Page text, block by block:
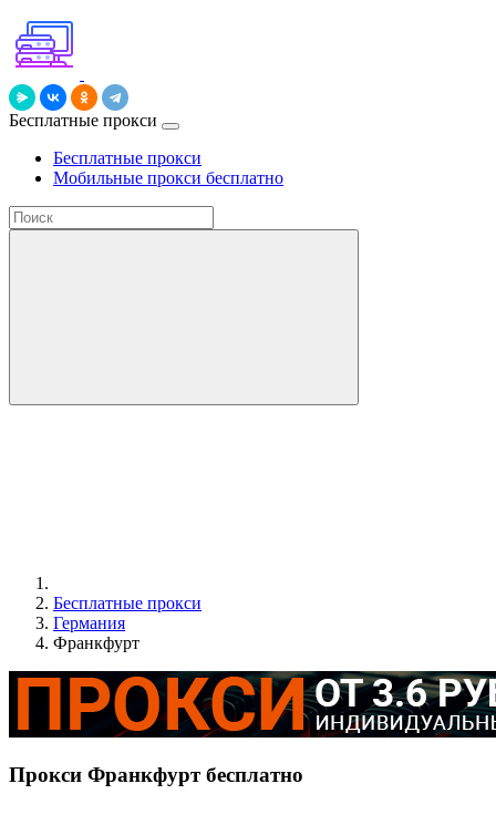
Бесплатные прокси
Бесплатные прокси
Мобильные прокси бесплатно
Бесплатные прокси
Германия
Франкфурт
Прокси Франкфурт бесплатно